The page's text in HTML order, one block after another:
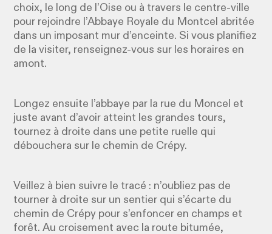
choix, le long de l’Oise ou à travers le centre-ville
pour rejoindre l’Abbaye Royale du Montcel abritée
dans un imposant mur d’enceinte. Si vous planifiez
de la visiter, renseignez-vous sur les horaires en
amont.
Longez ensuite l’abbaye par la rue du Moncel et
juste avant d’avoir atteint les grandes tours,
tournez à droite dans une petite ruelle qui
débouchera sur le chemin de Crépy.
Veillez à bien suivre le tracé : n’oubliez pas de
tourner à droite sur un sentier qui s’écarte du
chemin de Crépy pour s’enfoncer en champs et
forêt. Au croisement avec la route bitumée,